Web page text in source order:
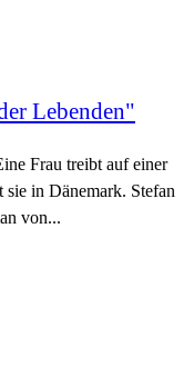
Lebenden"
Frau treibt auf einer
in Dänemark. Stefan
von...